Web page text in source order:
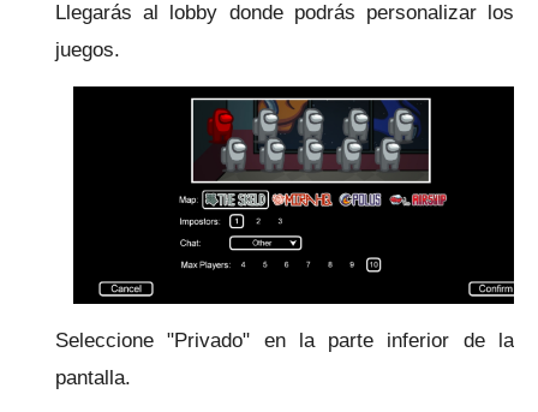
Llegarás al lobby donde podrás personalizar los
juegos.
Seleccione "Privado" en la parte inferior de la
pantalla.